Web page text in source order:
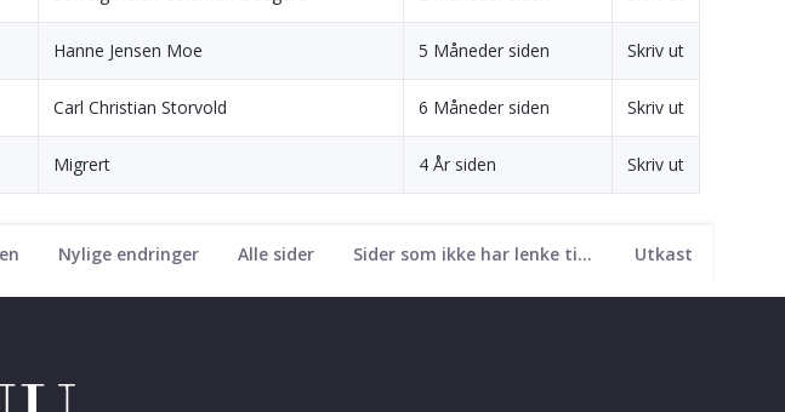
Nylige endringer Alle sider Sider som ikke har lenke til seg Utkast
Hanne Jensen Moe 5 Måneder siden Skriv ut
Carl Christian Storvold 6 Måneder siden Skriv ut
Migrert 4 År siden Skriv ut